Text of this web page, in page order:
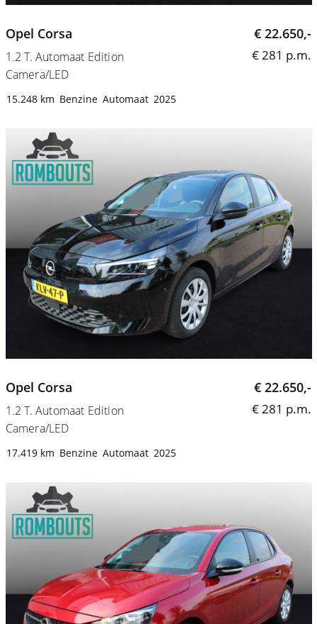
Opel Corsa
1.2 T. Automaat Edition
Camera/LED
€ 22.650,-
€ 281 p.m.
15.248 km Benzine Automaat 2025
Opel Corsa
1.2 T. Automaat Edition
Camera/LED
€ 22.650,-
€ 281 p.m.
17.419 km Benzine Automaat 2025